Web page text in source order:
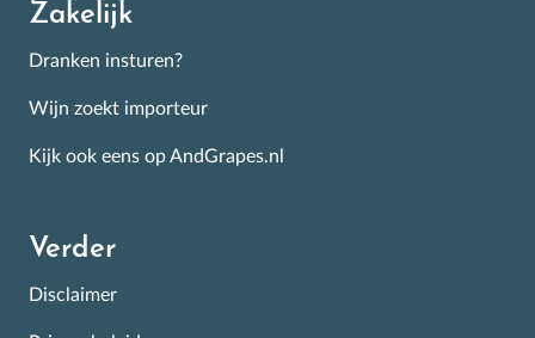
Zakelijk
Dranken insturen?
Wijn zoekt importeur
Kijk ook eens op AndGrapes.nl
Verder
Disclaimer